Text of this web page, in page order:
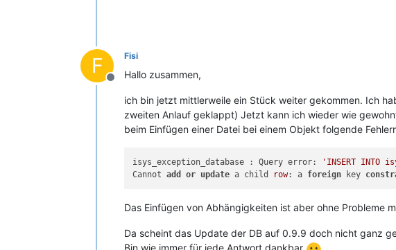
F
Offline
Fisi
Hallo zusammen,
ich bin jetzt mittlerweile ein Stück weiter gekommen. Ich
zweiten Anlauf geklappt) Jetzt kann ich wieder wie
beim Einfügen einer Datei bei einem Objekt folgende
isys_exception_database : Query error: 'INSERT INTO
Cannot add or update a child row: a foreign key
Das Einfügen von Abhängigkeiten ist aber ohne Probleme
Da scheint das Update der DB auf 0.9.9 doch nicht ganz